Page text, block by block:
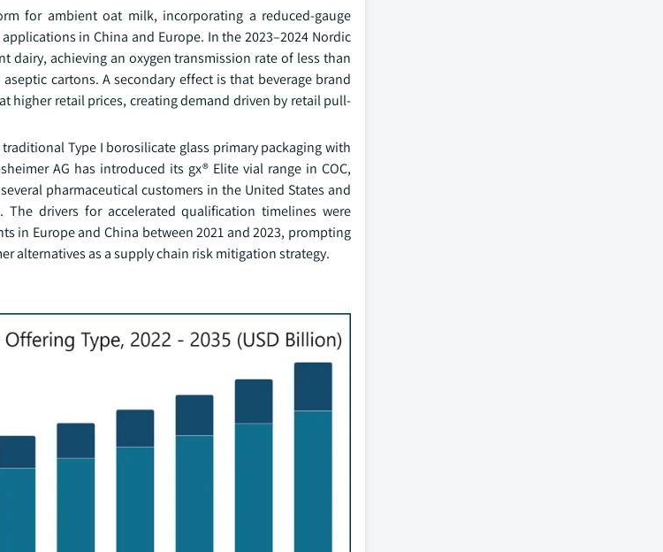
for ambient oat milk, incorporating a reduced-gauge
in China and Europe. In the 2023–2024 Nordic
dairy, achieving an oxygen transmission rate of less than
cartons. A secondary effect is that beverage brand
higher retail prices, creating demand driven by retail pull-
Type I borosilicate glass primary packaging with
AG has introduced its gx® Elite vial range in COC,
pharmaceutical customers in the United States and
drivers for accelerated qualification timelines were
in Europe and China between 2021 and 2023, prompting
alternatives as a supply chain risk mitigation strategy.